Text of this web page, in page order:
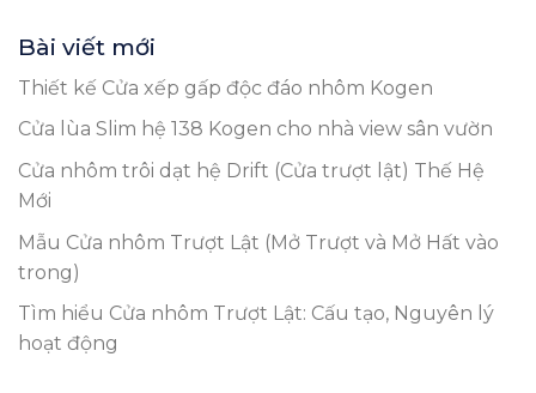
Bài viết mới
Thiết kế Cửa xếp gấp độc đáo nhôm Kogen
Cửa lùa Slim hệ 138 Kogen cho nhà view sân vườn
Cửa nhôm trôi dạt hệ Drift (Cửa trượt lật) Thế Hệ
Mới
Mẫu Cửa nhôm Trượt Lật (Mở Trượt và Mở Hất vào
trong)
Tìm hiểu Cửa nhôm Trượt Lật: Cấu tạo, Nguyên lý
hoạt động